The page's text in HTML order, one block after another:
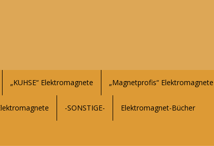
„KUHSE“ Elektromagnete „Magnetprofis“ Elektromagnete
-SONSTIGE- Elektromagnet-Bücher